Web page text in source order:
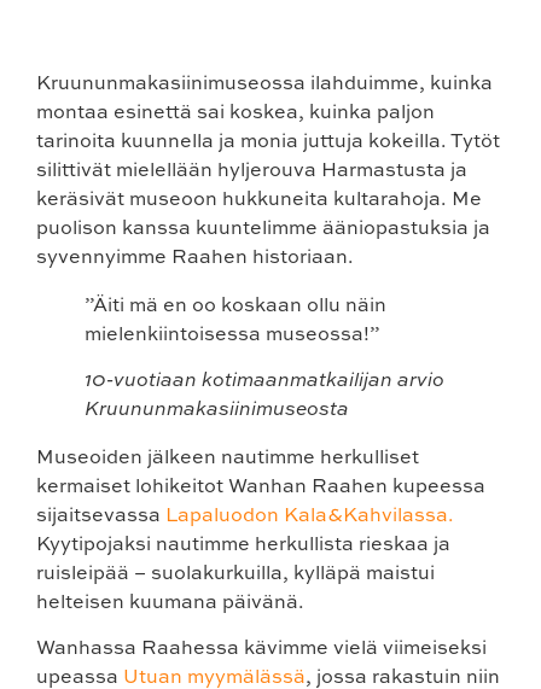
Kruununmakasiinimuseossa ilahduimme, kuinka
montaa esinettä sai koskea, kuinka paljon
tarinoita kuunnella ja monia juttuja kokeilla. Tytöt
silittivät mielellään hyljerouva Harmastusta ja
keräsivät museoon hukkuneita kultarahoja. Me
puolison kanssa kuuntelimme ääniopastuksia ja
syvennyimme Raahen historiaan.
”Äiti mä en oo koskaan ollu näin
mielenkiintoisessa museossa!”
10-vuotiaan kotimaanmatkailijan arvio
Kruununmakasiinimuseosta
Museoiden jälkeen nautimme herkulliset
kermaiset lohikeitot Wanhan Raahen kupeessa
sijaitsevassa Lapaluodon Kala&Kahvilassa.
Kyytipojaksi nautimme herkullista rieskaa ja
ruisleipää – suolakurkuilla, kylläpä maistui
helteisen kuumana päivänä.
Wanhassa Raahessa kävimme vielä viimeiseksi
upeassa Utuan myymälässä, jossa rakastuin niin